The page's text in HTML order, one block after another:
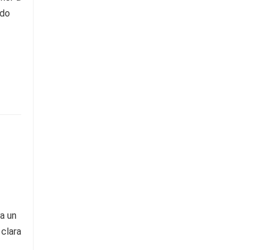
un